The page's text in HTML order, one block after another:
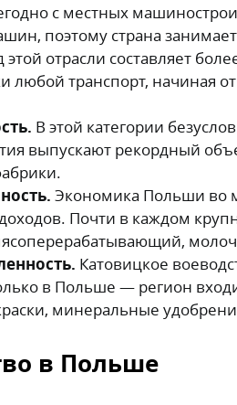
с местных
поэтому страна
отрасли составляет
любой транспорт, начиная
В этой категории
выпускают рекордный
Экономика Польши во
Почти в каждом
Катовицкое
в Польше — регион
минеральные
в Польше